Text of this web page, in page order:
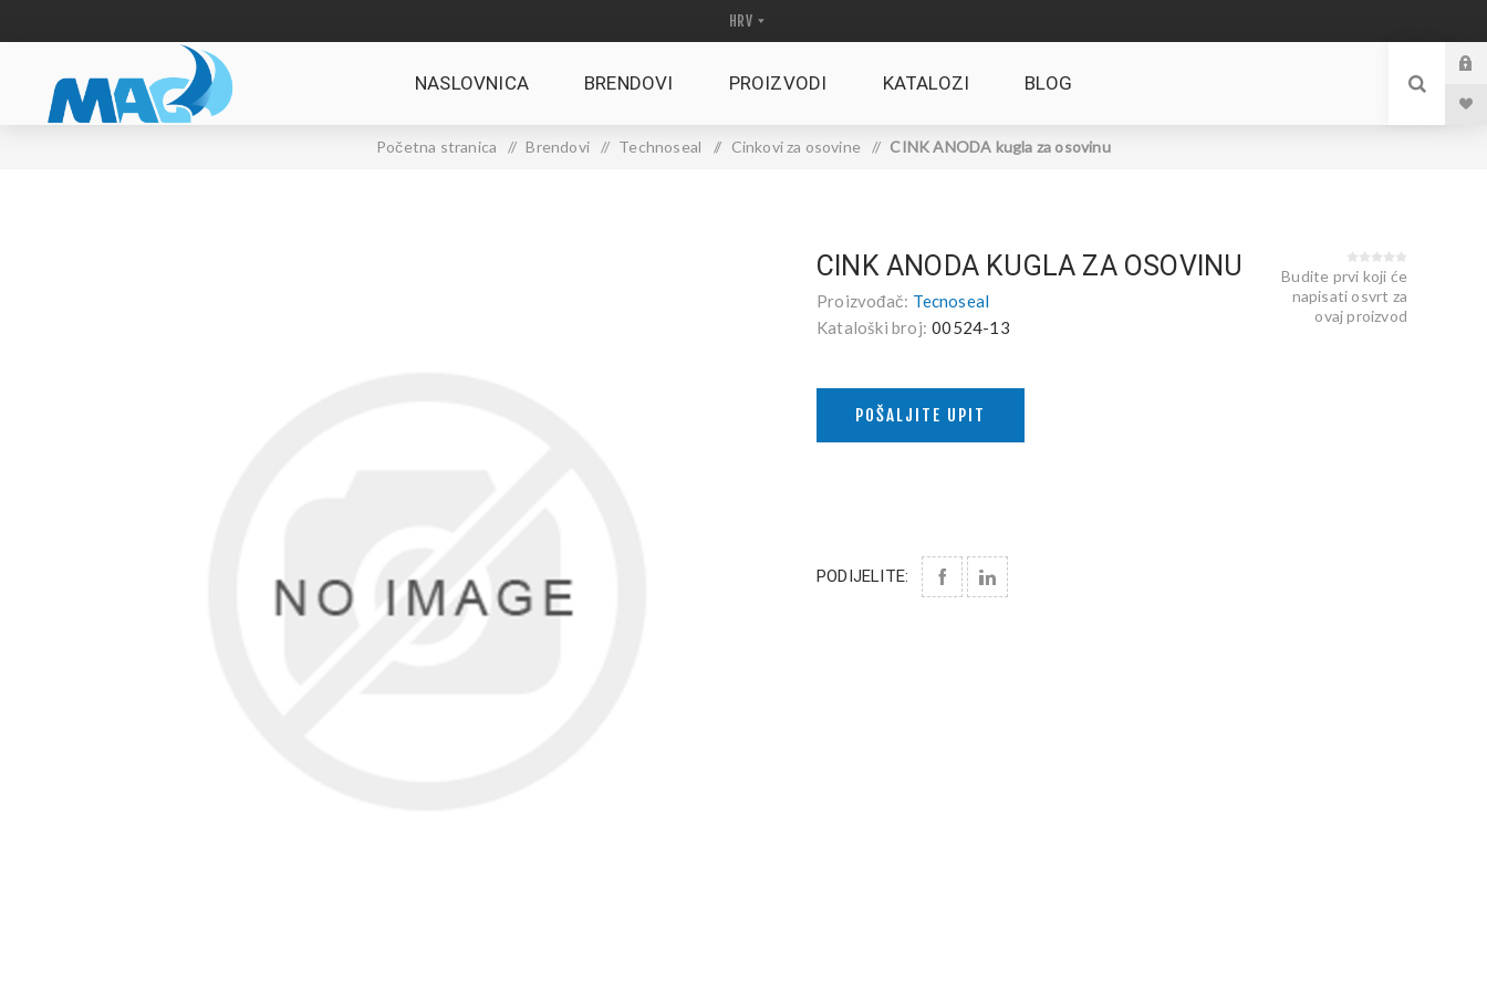
NASLOVNICA BRENDOVI PROIZVODI KATALOZI BLOG
Početna stranica / Brendovi / Technoseal / Cinkovi za osovine / CINK ANODA kugla za osovinu
CINK ANODA KUGLA ZA OSOVINU
Proizvođač: Tecnoseal
Kataloški broj: 00524-13
Budite prvi koji će
napisati osvrt za
ovaj proizvod
POŠALJITE UPIT
PODIJELITE: